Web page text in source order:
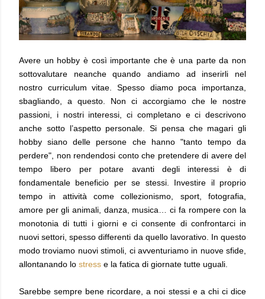
Avere un hobby è così importante che è una parte da non
sottovalutare neanche quando andiamo ad inserirli nel
nostro curriculum vitae. Spesso diamo poca importanza,
sbagliando, a questo. Non ci accorgiamo che le nostre
passioni, i nostri interessi, ci completano e ci descrivono
anche sotto l’aspetto personale. Si pensa che magari gli
hobby siano delle persone che hanno "tanto tempo da
perdere", non rendendosi conto che pretendere di avere del
tempo libero per potare avanti degli interessi è di
fondamentale beneficio per se stessi. Investire il proprio
tempo in attività come collezionismo, sport, fotografia,
amore per gli animali, danza, musica… ci fa rompere con la
monotonia di tutti i giorni e ci consente di confrontarci in
nuovi settori, spesso differenti da quello lavorativo. In questo
modo troviamo nuovi stimoli, ci avventuriamo in nuove sfide,
allontanando lo stress e la fatica di giornate tutte uguali.
Sarebbe sempre bene ricordare, a noi stessi e a chi ci dice